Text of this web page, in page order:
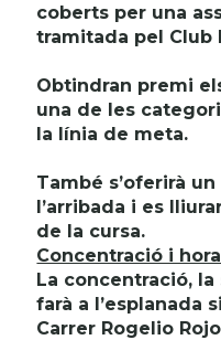
coberts per una
tramitada pel Club
Obtindran premi
una de les
la línia de meta.
També s’oferirà
l’arribada i es
de la cursa.
Concentració i
La concentració,
farà a l’esplanada
Carrer Rogelio